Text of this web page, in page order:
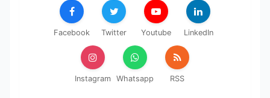
Facebook Twitter Youtube LinkedIn
Instagram Whatsapp RSS